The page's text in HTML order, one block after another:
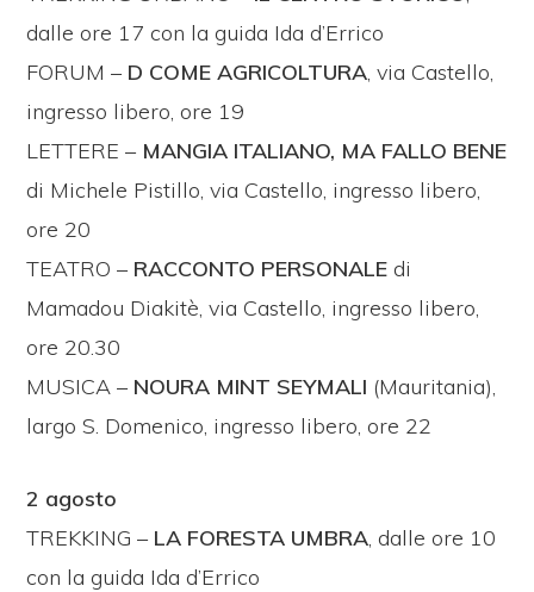
dalle ore 17 con la guida Ida d’Errico
FORUM – D COME AGRICOLTURA, via Castello,
ingresso libero, ore 19
LETTERE – MANGIA ITALIANO, MA FALLO BENE
di Michele Pistillo, via Castello, ingresso libero,
ore 20
TEATRO – RACCONTO PERSONALE di
Mamadou Diakitè, via Castello, ingresso libero,
ore 20.30
MUSICA – NOURA MINT SEYMALI (Mauritania),
largo S. Domenico, ingresso libero, ore 22
2 agosto
TREKKING – LA FORESTA UMBRA, dalle ore 10
con la guida Ida d’Errico